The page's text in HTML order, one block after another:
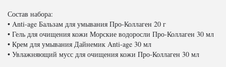
Состав набора:
• Anti-age Бальзам для умывания Про-Коллаген 20 г
• Гель для очищения кожи Морские водоросли Про-Коллаген 30 мл
• Крем для умывания Дайнемик Anti-age 30 мл
• Увлажняющий мусс для очищения кожи Про-Коллаген 30 мл